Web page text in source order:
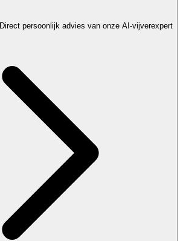
Direct persoonlijk advies van onze AI-vijverexpert